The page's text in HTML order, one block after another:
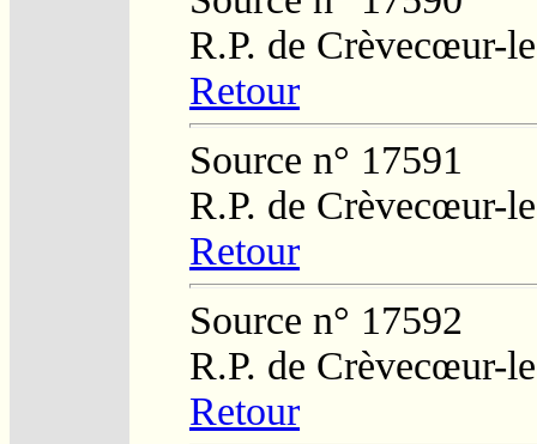
R.P. de Crèvecœur-
Retour
Source n° 17591
R.P. de Crèvecœur-
Retour
Source n° 17592
R.P. de Crèvecœur-
Retour